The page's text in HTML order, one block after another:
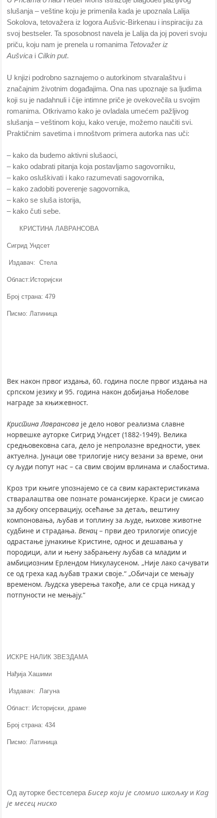
slušanja – veštine koju je primenila kada je upoznala Lalija
Sokolova, tetovažera iz logora Aušvic-Birkenau i inspiraciju za
svoj bestseler. Ta sposobnost navela je Lalija da joj poveri svoju
priču, koju nam je prenela u romanima Tetovažer iz
Aušvica i Cilkin put.
U knjizi podrobno saznajemo o autorkinom stvaralaštvu i
značajnim životnim događajima. Ona nas upoznaje sa ljudima
koji su je nadahnuli i čije intimne priče je ovekovečila u svojim
romanima. Otkrivamo kako je ovladala umećem pažljivog
slušanja – veštinom koju, kako veruje, možemo naučiti svi.
Praktičnim savetima i mnoštvom primera autorka nas uči:
– kako da budemo aktivni slušaoci,
– kako odabrati pitanja koja postavljamo sagovorniku,
– kako osluškivati i kako razumevati sagovornika,
– kako zadobiti poverenje sagovornika,
– kako se sluša istorija,
– kako čuti sebe.
КРИСТИНА ЛАВРАНСОВА
Сигрид Ундсет
Издавач: Стела
Област:Историјски
Број страна: 479
Писмо: Латиница
Век након првог издања, 60. година после првог издања на
српском језику и 95. година након добијања Нобелове
награде за књижевност.
Кристина Лаврансова је дело новог реализма славне
норвешке ауторке Сигрид Ундсет (1882-1949). Велика
средњовековна сага, дело је непролазне вредности, увек
актуелна. Јунаци ове трилогије нису везани за време, они
су људи попут нас – са свим својим врлинама и слабостима.
Кроз три књиге упознајемо се са свим карактеристикама
стваралаштва ове познате романсијерке. Краси је смисао
за дубоку опсервацију, осећање за детаљ, вештину
компоновања, љубав и топлину за људе, њихове животне
судбине и страдања.Венац – први део трилогије описује
одрастање јунакиње Кристине, однос и дешавања у
породици, али и њену забрањену љубав са младим и
амбициозним Ерлендом Никулаусеном. „Није лако сачувати
се од греха кад љубав тражи своје.“ „Обичаји се мењају
временом. Људска уверења такође, али се срца никад у
потпуности не мењају.“
ИСКРЕ НАЛИК ЗВЕЗДАМА
Нађија Хашими
Издавач: Лагуна
Област: Историјски, драме
Број страна: 434
Писмо: Латиница
Од ауторке бестселераБисер који је сломио шкољкуиКад
је месец ниско